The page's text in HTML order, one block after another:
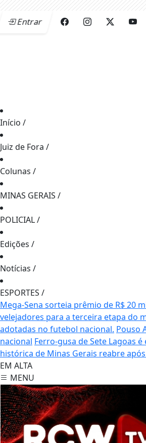
Entrar
Início /
Juiz de Fora /
Colunas /
MINAS GERAIS /
POLICIAL/
Edições /
Notícias /
ESPORTES /
Mega-Sena sorteia prêmio de R$ 20
velejadores para a terceira etapa do
adotadas no futebol nacional. Pouso
nacional Ferro-gusa de Sete Lagoas
histórica de Minas Gerais reabre
EM ALTA
MENU